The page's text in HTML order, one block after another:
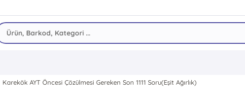
Karekök AYT Öncesi Çözülmesi Gereken Son 1111 Soru(Eşit Ağırlık)